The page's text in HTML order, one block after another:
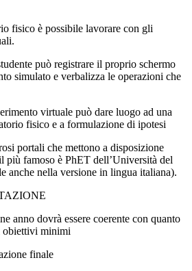
fisico è possibile lavorare con gli
può registrare il proprio schermo
simulato e verbalizza le operazioni che
virtuale può dare luogo ad una
fisico e a formulazione di ipotesi
portali che mettono a disposizione
più famoso è PhET dell’Università del
anche nella versione in lingua italiana).
anno dovrà essere coerente con quanto
obiettivi minimi
finale